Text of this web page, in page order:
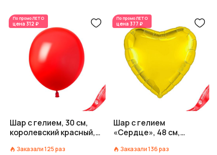
По промоЛЕТО
цена 312 ₽
Шар с гелием, 30 см,
королевский красный,
Заказали125раз
По промоЛЕТО
цена 377 ₽
Шар с гелием
«Сердце», 48 см,
Заказали136раз